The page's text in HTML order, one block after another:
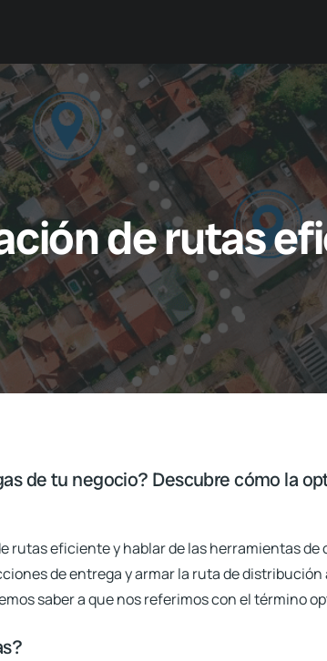
de rutas
de tu negocio? Descubre cómo la
rutas eficiente y hablar de las herramientas
de entrega y armar la ruta de
saber a que nos referimos con el término